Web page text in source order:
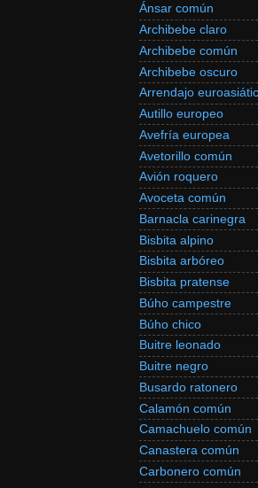
Ánsar común
Archibebe claro
Archibebe común
Archibebe oscuro
Arrendajo
Autillo europeo
Avefría europea
Avetorillo común
Avión roquero
Avoceta común
Barnacla carinegra
Bisbita alpino
Bisbita arbóreo
Bisbita pratense
Búho campestre
Búho chico
Buitre leonado
Buitre negro
Busardo ratonero
Calamón común
Camachuelo común
Canastera común
Carbonero común